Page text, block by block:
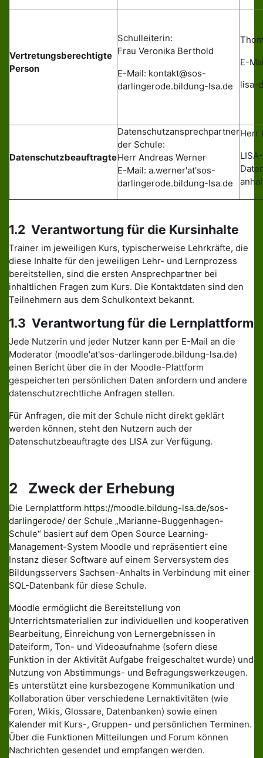
Vertretungsberechtigte
Person
Schulleiterin:
Frau Veronika Berthold
E-Mail: kontakt@sos-
darlingerode.bildung-lsa.de
E-
lisa-
Datenschutzbeauftragte
Datenschutzansprechpartner
der Schule:
Herr Andreas Werner
E-Mail: a.werner'at'sos-
darlingerode.bildung-lsa.de
Herr
LISA-
1.2 Verantwortung für die Kursinhalte
Trainer im jeweiligen Kurs, typischerweise Lehrkräfte, die
diese Inhalte für den jeweiligen Lehr- und Lernprozess
bereitstellen, sind die ersten Ansprechpartner bei
inhaltlichen Fragen zum Kurs. Die Kontaktdaten sind den
Teilnehmern aus dem Schulkontext bekannt.
1.3 Verantwortung für die Lernplattform
Jede Nutzerin und jeder Nutzer kann per E-Mail an die
Moderator (moodle'at'sos-darlingerode.bildung-lsa.de)
einen Bericht über die in der Moodle-Plattform
gespeicherten persönlichen Daten anfordern und andere
datenschutzrechtliche Anfragen stellen.
Für Anfragen, die mit der Schule nicht direkt geklärt
werden können, steht den Nutzern auch der
Datenschutzbeauftragte des LISA zur Verfügung.
2 Zweck der Erhebung
Die Lernplattform https://moodle.bildung-lsa.de/sos-
darlingerode/ der Schule „Marianne-Buggenhagen-
Schule“ basiert auf dem Open Source Learning-
Management-System Moodle und repräsentiert eine
Instanz dieser Software auf einem Serversystem des
Bildungsservers Sachsen-Anhalts in Verbindung mit einer
SQL-Datenbank für diese Schule.
Moodle ermöglicht die Bereitstellung von
Unterrichtsmaterialien zur individuellen und kooperativen
Bearbeitung, Einreichung von Lernergebnissen in
Dateiform, Ton- und Videoaufnahme (sofern diese
Funktion in der Aktivität Aufgabe freigeschaltet wurde) und
Nutzung von Abstimmungs- und Befragungswerkzeugen.
Es unterstützt eine kursbezogene Kommunikation und
Kollaboration über verschiedene Lernaktivitäten (wie
Foren, Wikis, Glossare, Datenbanken) sowie einen
Kalender mit Kurs-, Gruppen- und persönlichen Terminen.
Über die Funktionen Mitteilungen und Forum können
Nachrichten gesendet und empfangen werden.